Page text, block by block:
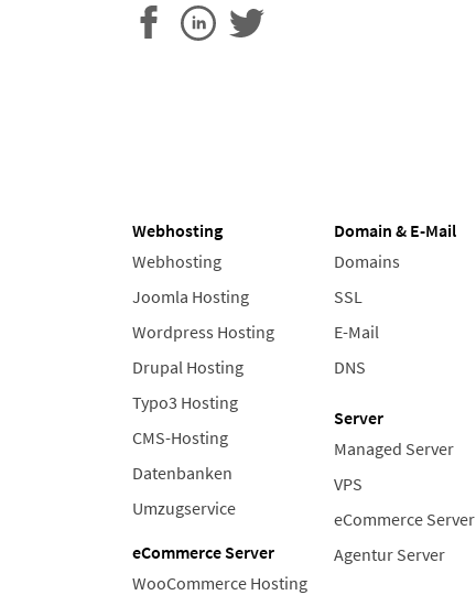
Webhosting
Webhosting
Joomla Hosting
Wordpress Hosting
Drupal Hosting
Typo3 Hosting
CMS-Hosting
Datenbanken
Umzugservice
eCommerce Server
WooCommerce Hosting
Domain & E-Mail
Domains
SSL
E-Mail
DNS
Server
Managed Server
VPS
eCommerce Server
Agentur Server